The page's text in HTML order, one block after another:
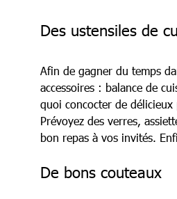
Des ustensiles de
Afin de gagner du temps
accessoires : balance de
quoi concocter de
Prévoyez des verres,
bon repas à vos invités.
De bons couteaux